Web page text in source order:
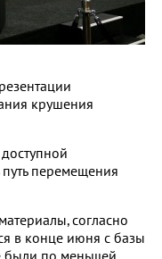
крушения
перемещения
согласно
в конце июня с базы